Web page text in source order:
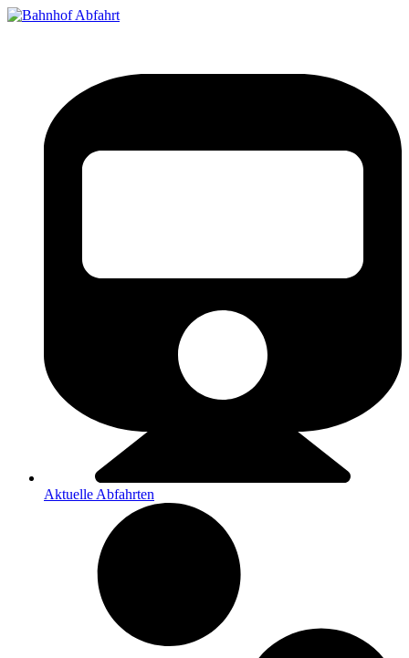
Aktuelle Abfahrten